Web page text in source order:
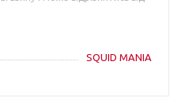
SQUID MANIA